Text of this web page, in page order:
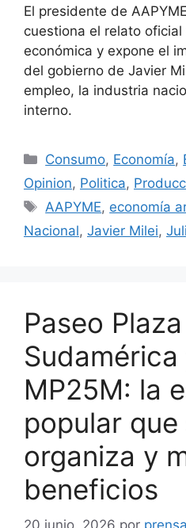
El presidente de
cuestiona el relato
económica y expone el
del gobierno de Javier
empleo, la industria
interno.
Consumo, Economía,
Opinion, Politica,
AAPYME, economía
Nacional, Javier Milei,
Paseo Plaza
Sudamérica
MP25M: la
popular que
organiza y
beneficios
20 junio, 2026 por